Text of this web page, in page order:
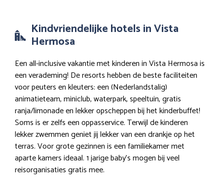
Kindvriendelijke hotels in Vista
Hermosa
Een all-inclusive vakantie met kinderen in Vista Hermosa is
een verademing! De resorts hebben de beste faciliteiten
voor peuters en kleuters: een (Nederlandstalig)
animatieteam, miniclub, waterpark, speeltuin, gratis
ranja/limonade en lekker opscheppen bij het kinderbuffet!
Soms is er zelfs een oppasservice. Terwijl de kinderen
lekker zwemmen geniet jij lekker van een drankje op het
terras. Voor grote gezinnen is een familiekamer met
aparte kamers ideaal. 1 jarige baby’s mogen bij veel
reisorganisaties gratis mee.